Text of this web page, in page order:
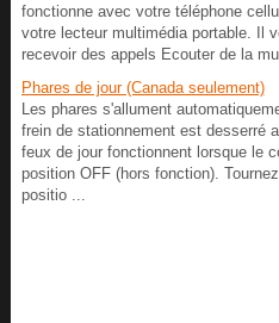
fonctionne avec votre téléphone
votre lecteur multimédia portable. Il
recevoir des appels Ecouter de la
Phares de jour (Canada seulement)
Les phares s'allument
frein de stationnement est desserré
feux de jour fonctionnent lorsque le
position OFF (hors fonction).
positio ...